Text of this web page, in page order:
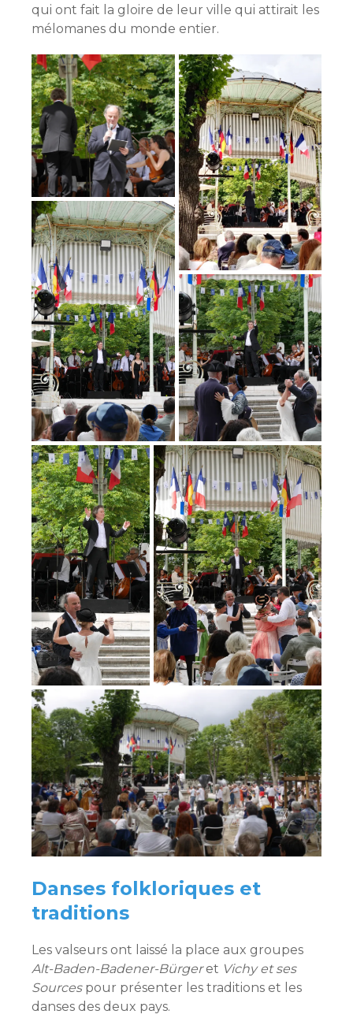
qui ont fait la gloire de leur ville qui attirait les
mélomanes du monde entier.
Danses folkloriques et
traditions
Les valseurs ont laissé la place aux groupes
Alt-Baden-Badener-Bürgeret Vichy et ses
Sourcespour présenter les traditions et les
danses des deux pays.